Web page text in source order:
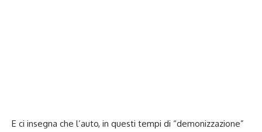
E ci insegna che l’auto, in questi tempi di “demonizzazione”